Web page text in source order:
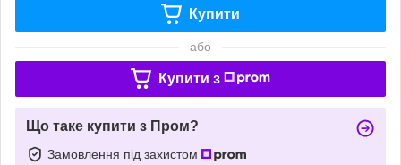
Купити
або
Купити з
Що таке купити з Пром?
Замовлення під захистом